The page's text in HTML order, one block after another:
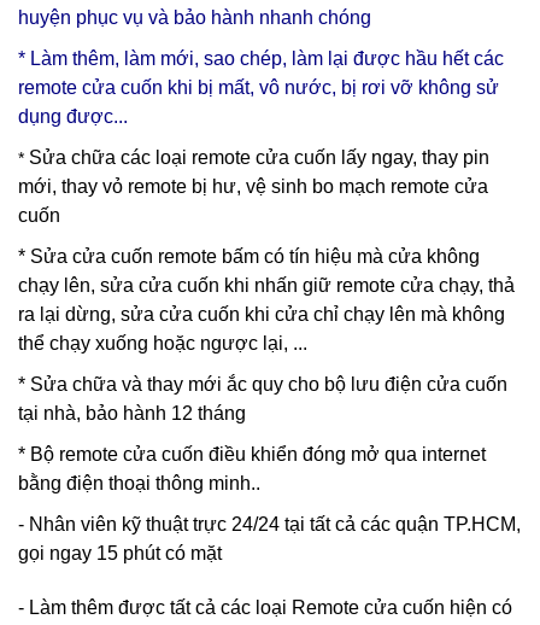
huyện phục vụ và bảo hành nhanh chóng
* Làm thêm, làm mới, sao chép, làm lại được hầu hết các
remote cửa cuốn khi bị mất, vô nước, bị rơi vỡ không sử
dụng được...
* Sửa chữa các loại remote cửa cuốn lấy ngay, thay pin
mới, thay vỏ remote bị hư, vệ sinh bo mạch remote cửa
cuốn
* Sửa cửa cuốn remote bấm có tín hiệu mà cửa không
chạy lên, sửa cửa cuốn khi nhấn giữ remote cửa chạy, thả
ra lại dừng, sửa cửa cuốn khi cửa chỉ chạy lên mà không
thể chạy xuống hoặc ngược lại, ...
* Sửa chữa và thay mới ắc quy cho bộ lưu điện cửa cuốn
tại nhà, bảo hành 12 tháng
* Bộ remote cửa cuốn điều khiển đóng mở qua internet
bằng điện thoại thông minh..
- Nhân viên kỹ thuật trực 24/24 tại tất cả các quận TP.HCM,
gọi ngay 15 phút có mặt
- Làm thêm được tất cả các loại Remote cửa cuốn hiện có